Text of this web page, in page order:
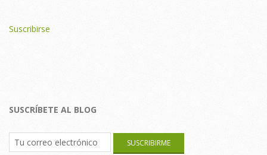
Suscribirse
SUSCRÍBETE AL BLOG